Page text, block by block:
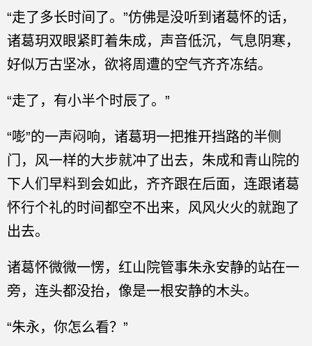
“走了多长时间了。”仿佛是没听到诸葛怀的话，
诸葛玥双眼紧盯着朱成，声音低沉，气息阴寒，
好似万古坚冰，欲将周遭的空气齐齐冻结。
“走了，有小半个时辰了。”
“嘭”的一声闷响，诸葛玥一把推开挡路的半侧
门，风一样的大步就冲了出去，朱成和青山院的
下人们早料到会如此，齐齐跟在后面，连跟诸葛
怀行个礼的时间都空不出来，风风火火的就跑了
出去。
诸葛怀微微一愣，红山院管事朱永安静的站在一
旁，连头都没抬，像是一根安静的木头。
“朱永，你怎么看？”